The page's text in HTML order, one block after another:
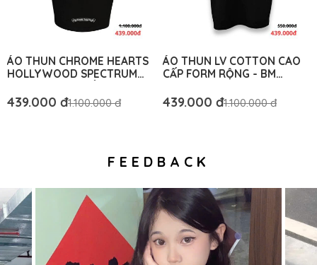
ÁO THUN CHROME HEARTS
HOLLYWOOD SPECTRUM
RỘNG – BM AUTHENTIC
439.000 đ1.100.000 đ
ÁO THUN LV COTTON CAO
CẤP FORM RỘNG - BM
439.000 đ1.100.000 đ
FEEDBACK